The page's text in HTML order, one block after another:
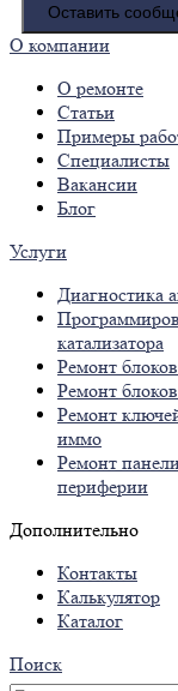
Оставить
О компании
О ремонте
Статьи
Примеры
Специалисты
Вакансии
Блог
Услуги
Диагностика
катализатора
Ремонт
Ремонт
Ремонт
иммо
Ремонт
периферии
Дополнительно
Контакты
Калькулятор
Каталог
Поиск